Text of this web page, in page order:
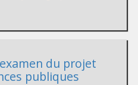
du projet
publiques